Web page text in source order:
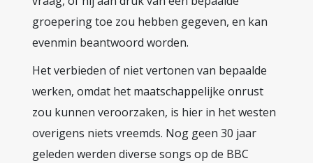
groepering toe zou hebben gegeven, en kan
evenmin beantwoord worden.
Het verbieden of niet vertonen van bepaalde
werken, omdat het maatschappelijke onrust
zou kunnen veroorzaken, is hier in het westen
overigens niets vreemds. Nog geen 30 jaar
geleden werden diverse songs op de BBC